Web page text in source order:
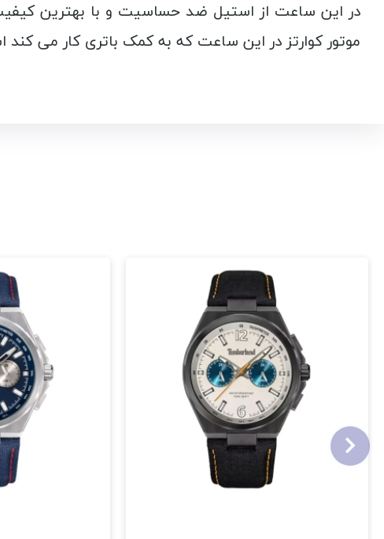
در این ساعت از استیل ضد حساسیت و با بهترین
موتور کوارتز در این ساعت که به کمک باتری کار می